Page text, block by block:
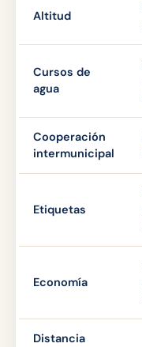
Altitud
Cursos de
agua
Cooperación
intermunicipal
Etiquetas
Economía
Distancia